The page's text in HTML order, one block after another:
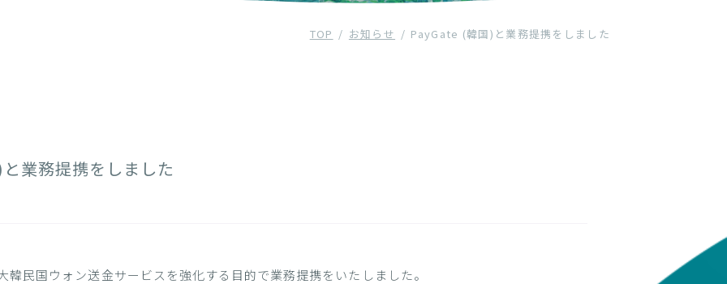
TOP お知らせ PayGate (韓国)と業務提携をしました
業務提携をしました
民国ウォン送金サービスを強化する目的で業務提携をいたしました。